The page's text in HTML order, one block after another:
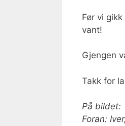
Før vi
vant!
Gjengen
Takk for
På bildet:
Foran: